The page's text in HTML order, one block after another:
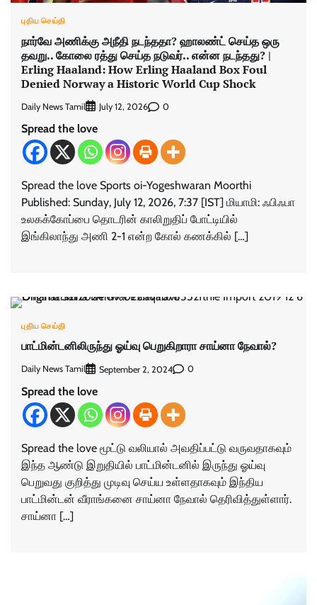
புதிய செய்தி
நார்வே அணிக்கு அநீதி நடந்ததா? ஹாலண்ட் செய்த ஒரு
தவறு.. கோலை ரத்து செய்த நடுவர்.. என்ன நடந்தது? |
Erling Haaland: How Erling Haaland Box Foul
Denied Norway a Historic World Cup Shock
Daily News Tamil July 12, 2026 0
Spread the love
Spread the love Sports oi-Yogeshwaran Moorthi
Published: Sunday, July 12, 2026, 7:37 [IST] மியாமி: ஃபிஃபா
உலகக்கோப்பை தொடரின் காலிறுதிப் போட்டியில்
இங்கிலாந்து அணி 2-1 என்ற கோல் கணக்கில் […]
புதிய செய்தி
பாட்மின்டனிலிருந்து ஓய்வு பெறுகிறாரா சாய்னா நேவால்?
Daily News Tamil September 2, 2024 0
Spread the love
Spread the love மூட்டு வலியால் அவதிப்பட்டு வருவதாகவும்
இந்த ஆண்டு இறுதியில் பாட்மின்டனில் இருந்து ஓய்வு
பெறுவது குறித்து முடிவு செய்ய உள்ளதாகவும் இந்திய
பாட்மின்டன் வீராங்கனை சாய்னா நேவால் தெரிவித்துள்ளார்.
சாய்னா […]